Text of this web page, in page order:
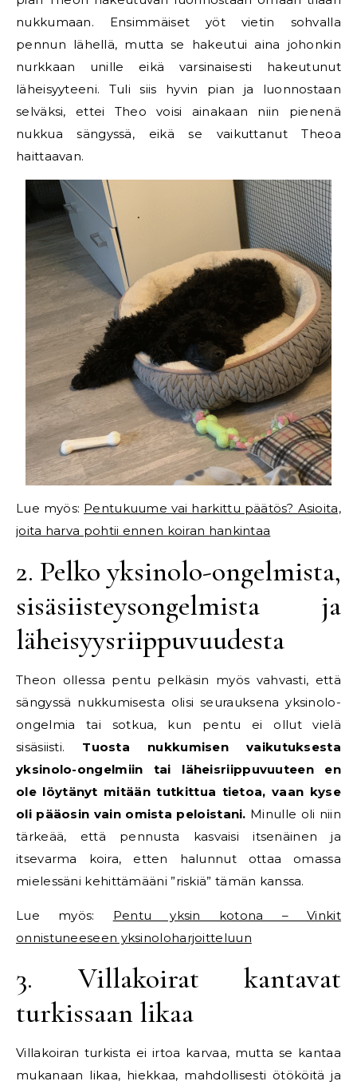
nukkumaan. Ensimmäiset yöt vietin sohvalla
pennun lähellä, mutta se hakeutui aina johonkin
nurkkaan unille eikä varsinaisesti hakeutunut
läheisyyteeni. Tuli siis hyvin pian ja luonnostaan
selväksi, ettei Theo voisi ainakaan niin pienenä
nukkua sängyssä, eikä se vaikuttanut Theoa
haittaavan.
Lue myös: Pentukuume vai harkittu päätös? Asioita,
joita harva pohtii ennen koiran hankintaa
2. Pelko yksinolo-ongelmista,
sisäsiisteysongelmista ja
läheisyysriippuvuudesta
Theon ollessa pentu pelkäsin myös vahvasti, että
sängyssä nukkumisesta olisi seurauksena yksinolo-
ongelmia tai sotkua, kun pentu ei ollut vielä
sisäsiisti. Tuosta nukkumisen vaikutuksesta
yksinolo-ongelmiin tai läheisriippuvuuteen en
ole löytänyt mitään tutkittua tietoa, vaan kyse
oli pääosin vain omista peloistani. Minulle oli niin
tärkeää, että pennusta kasvaisi itsenäinen ja
itsevarma koira, etten halunnut ottaa omassa
mielessäni kehittämääni ”riskiä” tämän kanssa.
Lue myös: Pentu yksin kotona – Vinkit
onnistuneeseen yksinoloharjoitteluun
3. Villakoirat kantavat
turkissaan likaa
Villakoiran turkista ei irtoa karvaa, mutta se kantaa
mukanaan likaa, hiekkaa, mahdollisesti ötököitä ja